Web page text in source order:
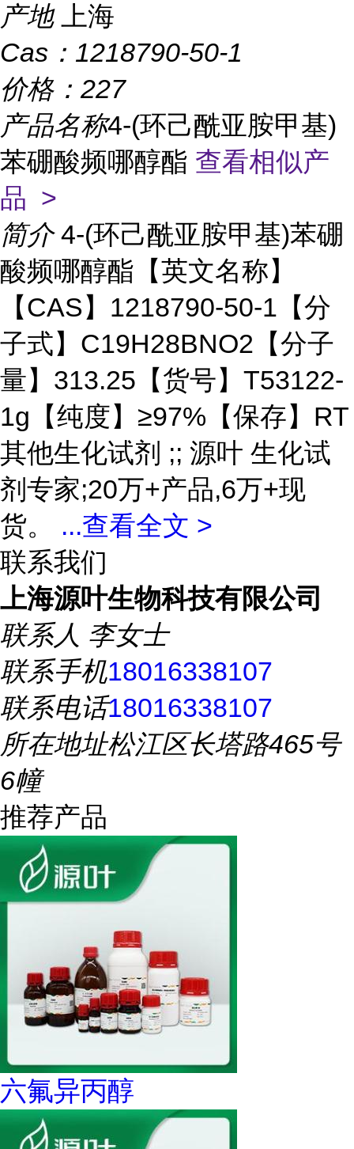
产地
上海
Cas： 1218790-50-1
价格： 227
产品名称4-(环己酰亚胺甲基)
苯硼酸频哪醇酯 查看相似产
品 >
简介 4-(环己酰亚胺甲基)苯硼
酸频哪醇酯【英文名称】
【CAS】1218790-50-1【分
子式】C19H28BNO2【分子
量】313.25【货号】T53122-
1g【纯度】≥97%【保存】RT
其他生化试剂 ;; 源叶 生化试
剂专家;20万+产品,6万+现
货。 ...查看全文 >
联系我们
上海源叶生物科技有限公司
联系人 李女士
联系手机18016338107
联系电话18016338107
所在地址松江区长塔路465号
6幢
推荐产品
六氟异丙醇